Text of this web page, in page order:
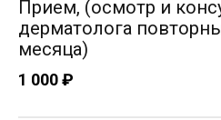
Прием, (осмотр и
дерматолога
месяца)
1 000 ₽